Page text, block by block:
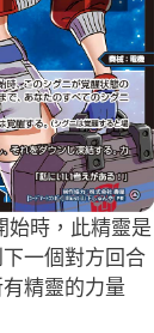
始時，此精靈是
一個對方回合
精靈的力量